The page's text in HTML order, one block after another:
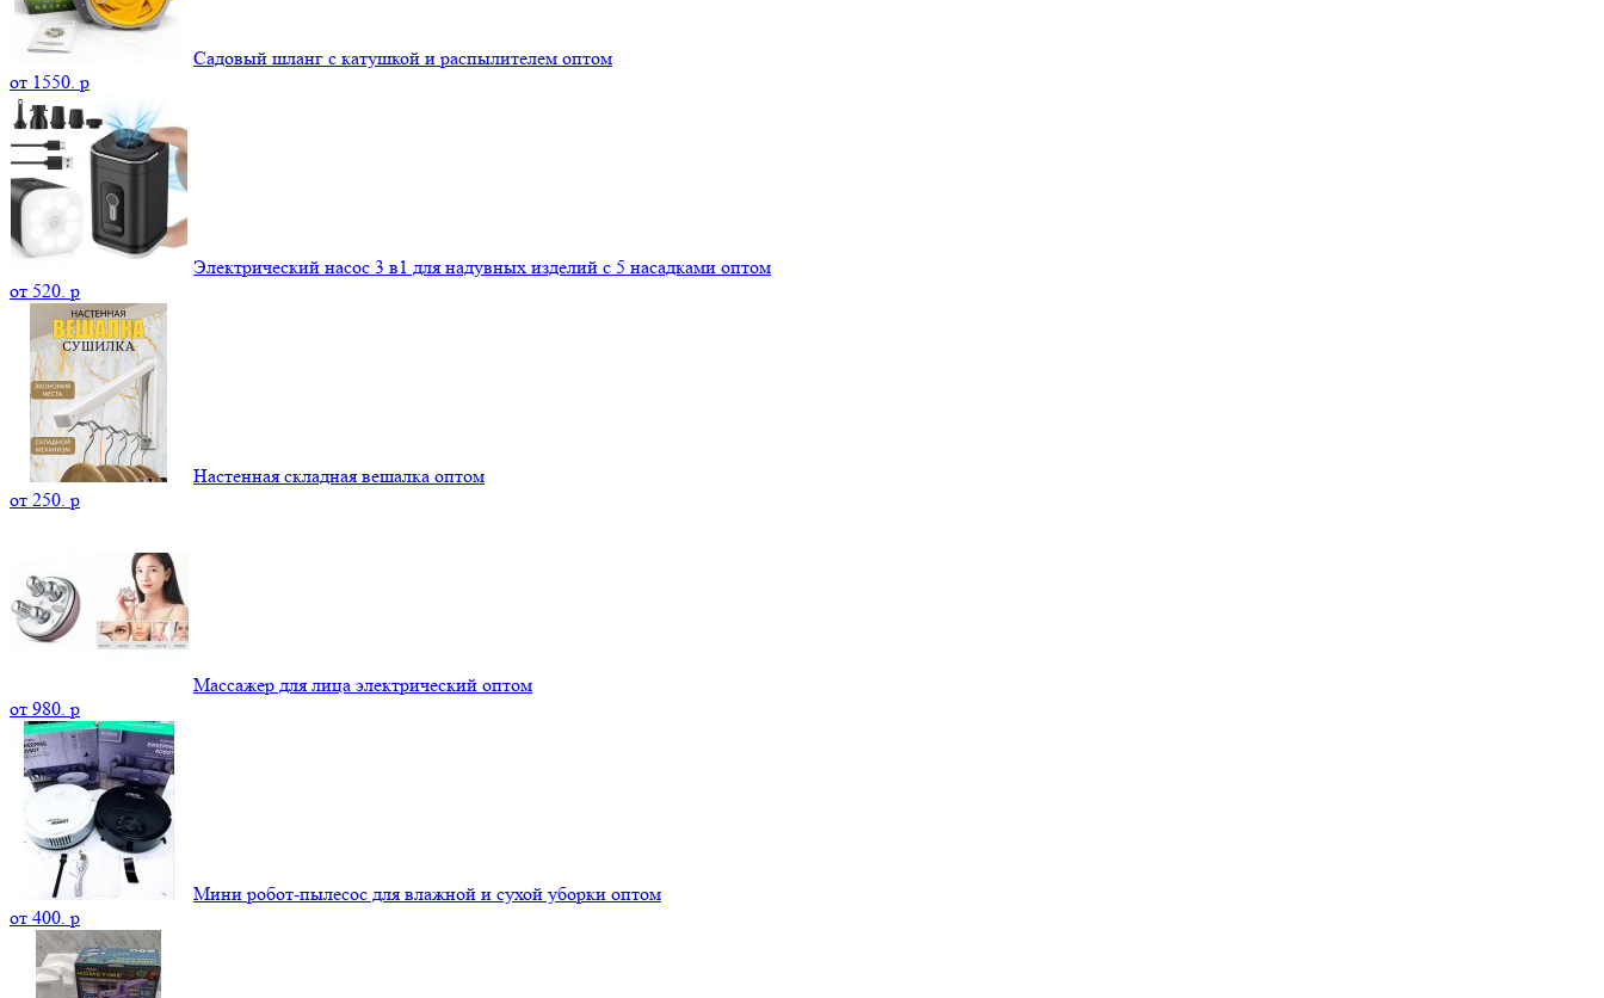
Садовый шланг с катушкой и распылителем оптом
от 1550. p
Электрический насос 3 в1 для надувных изделий с 5 насадками оптом
от 520. p
Настенная складная вешалка оптом
от 250. p
Массажер для лица электрический оптом
от 980. p
Мини робот-пылесос для влажной и сухой уборки оптом
от 400. p